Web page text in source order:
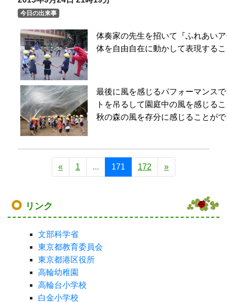
リンク
文部科学省
東京都教育委員会
東京都港区役所
高輪幼稚園
高輪台小学校
白金小学校
高松中学校
ブログ（森の子だより）
幼稚園概要
園長あいさつ
施設
«